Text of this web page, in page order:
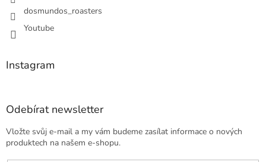
dosmundos_roasters
Youtube
Instagram
Odebírat newsletter
Vložte svůj e-mail a my vám budeme zasílat informace o nových
produktech na našem e-shopu.